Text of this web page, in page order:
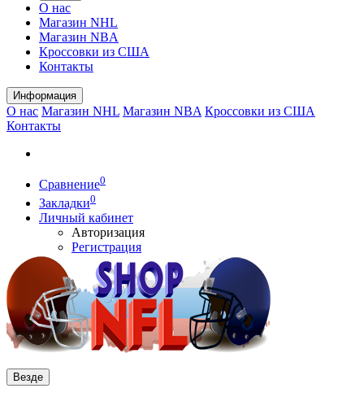
О нас
Магазин NHL
Магазин NBA
Кроссовки из США
Контакты
Информация
О нас Магазин NHL Магазин NBA Кроссовки из США
Контакты
Сравнение0
Закладки0
Личный кабинет
Авторизация
Регистрация
Везде